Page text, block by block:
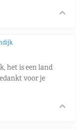
het is een land
voor je